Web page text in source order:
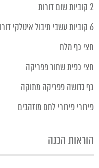
2 קוביות שום דורות
6 קוביות עשבי תיבול איטלקי דורות
חצי כף מלח
חצי כפית שחור פפריקה
כף גדושה פפריקה מתוקה
פירורי פירורי לחם מוזהבים
הוראות הכנה